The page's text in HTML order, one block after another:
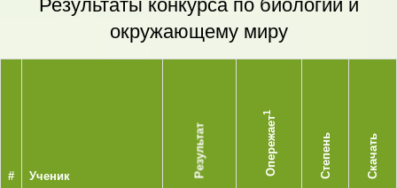
Результаты конкурса по биологии и
окружающему миру
# Ученик Результат Опережает
1
Степень Скачать